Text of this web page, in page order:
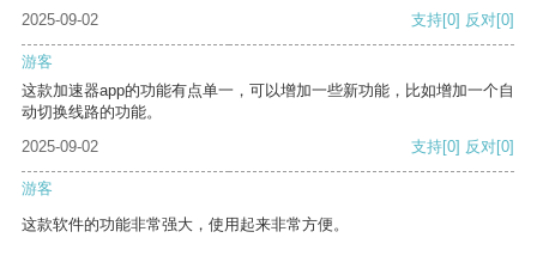
2025-09-02
支持[0] 反对[0]
游客
这款加速器app的功能有点单一，可以增加一些新功能，比如增加一个自
动切换线路的功能。
2025-09-02
支持[0] 反对[0]
游客
这款软件的功能非常强大，使用起来非常方便。